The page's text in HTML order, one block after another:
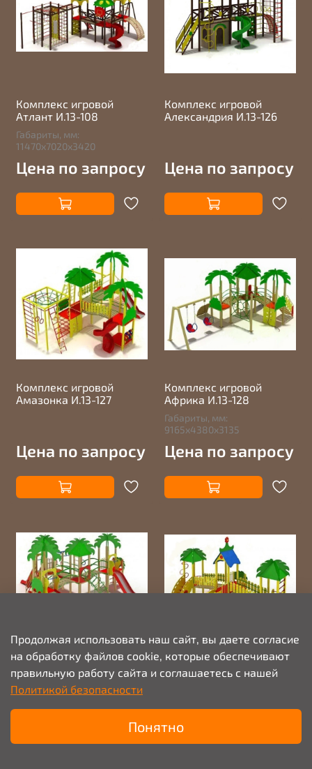
Комплекс игровой
Атлант И.13-108
Габариты, мм:
11470х7020х3420
Цена по запросу
Комплекс игровой
Александрия И.13-126
Цена по запросу
Комплекс игровой
Амазонка И.13-127
Цена по запросу
Комплекс игровой
Африка И.13-128
Габариты, мм:
9165х4380х3135
Цена по запросу
Комплекс игровой
Джунгли И.13-129
7360х6400х3190
Цена по запросу
Комплекс игровой в
6100х4570х3700
Цена по запросу
Продолжая использовать наш сайт, вы даете согласие
на обработку файлов cookie, которые обеспечивают
правильную работу сайта и соглашаетесь с нашей
Политикой безопасности
Понятно